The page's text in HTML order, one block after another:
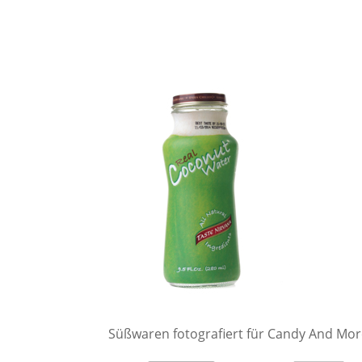
Süßwaren fotografiert für Candy And